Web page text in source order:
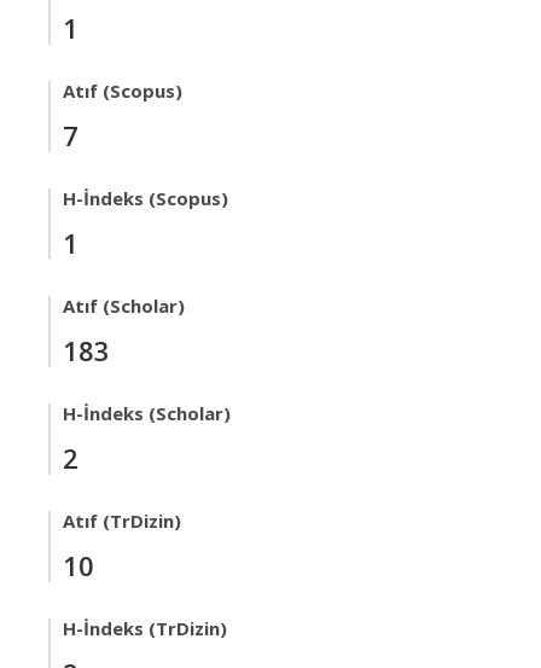
1
Atıf (Scopus)
7
H-İndeks (Scopus)
1
Atıf (Scholar)
183
H-İndeks (Scholar)
2
Atıf (TrDizin)
10
H-İndeks (TrDizin)